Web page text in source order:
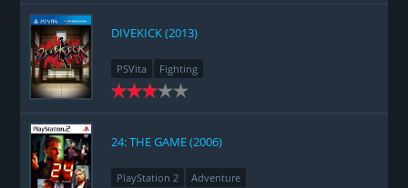
DIVEKICK (2013)
PSVita Fighting
24: THE GAME (2006)
PlayStation 2 Adventure